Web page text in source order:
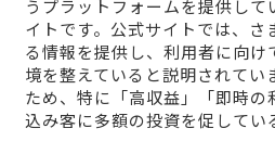
うプラットフォームを提供し
イトです。公式サイトでは、さ
る情報を提供し、利用者に向
境を整えていると説明されてい
ため、特に「高収益」「即時
込み客に多額の投資を促してい